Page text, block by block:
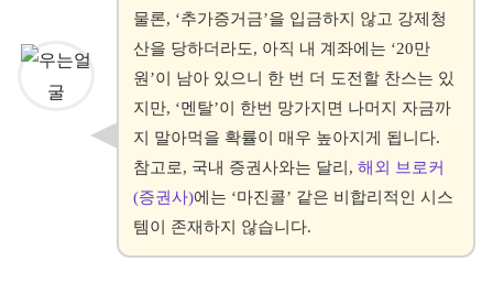
물론, ‘추가증거금’을 입금하지 않고 강제청
산을 당하더라도, 아직 내 계좌에는 ‘20만
원’이 남아 있으니 한 번 더 도전할 찬스는 있
지만, ‘멘탈’이 한번 망가지면 나머지 자금까
지 말아먹을 확률이 매우 높아지게 됩니다.
참고로, 국내 증권사와는 달리, 해외 브로커
(증권사)에는 ‘마진콜’ 같은 비합리적인 시스
템이 존재하지 않습니다.